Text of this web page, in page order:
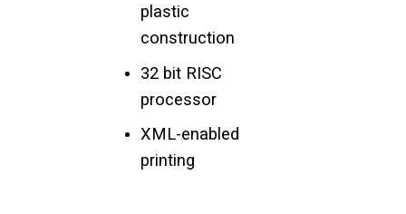
plastic
construction
32 bit RISC
processor
XML-enabled
printing